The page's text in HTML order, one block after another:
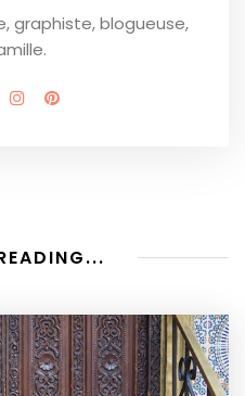
graphiste, blogueuse,